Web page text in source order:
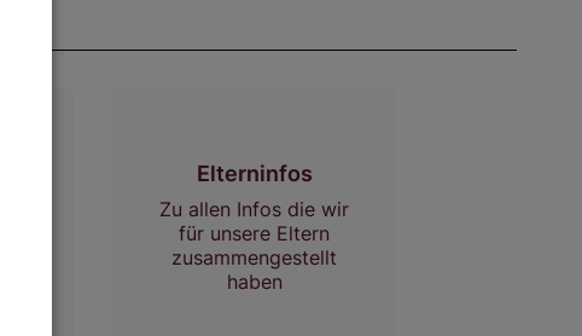
Elterninfos
Zu allen Infos die wir
für unsere Eltern
zusammengestellt
haben